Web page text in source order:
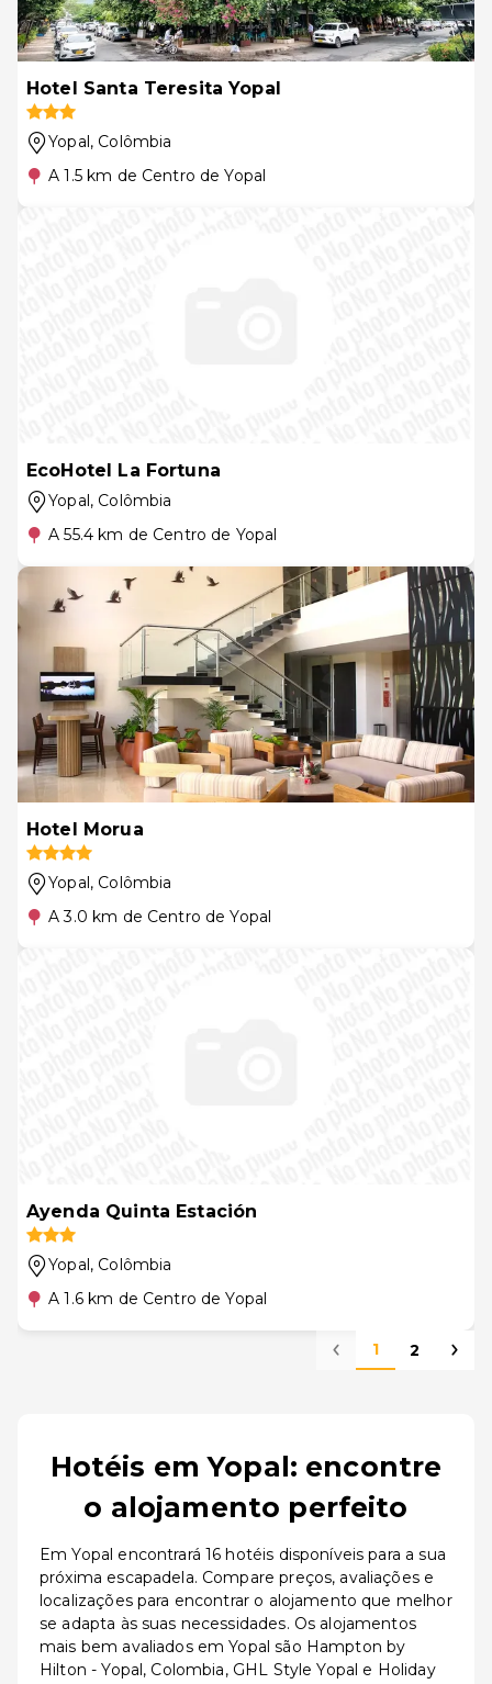
Hotel Santa Teresita Yopal
Yopal, Colômbia
A 1.5 km de Centro de Yopal
EcoHotel La Fortuna
Yopal, Colômbia
A 55.4 km de Centro de Yopal
Hotel Morua
Yopal, Colômbia
A 3.0 km de Centro de Yopal
Ayenda Quinta Estación
Yopal, Colômbia
A 1.6 km de Centro de Yopal
1 2
Hotéis em Yopal: encontre
o alojamento perfeito
Em Yopal encontrará 16 hotéis disponíveis para a sua
próxima escapadela. Compare preços, avaliações e
localizações para encontrar o alojamento que melhor
se adapta às suas necessidades. Os alojamentos
mais bem avaliados em Yopal são Hampton by
Hilton - Yopal, Colombia, GHL Style Yopal e Holiday